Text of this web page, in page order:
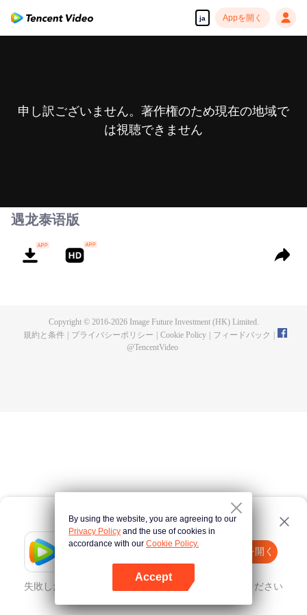
ja Appを開く
Tencent Video
Appを開く
失敗したとき、 こちらをクリック 再度試してみてください
申し訳ございません。著作権のため現在の地域で
は視聴できません
遇龙泰语版
Copyright © 2016-2026Image Future Investment (HK) Limited.
規約と条件
プライバシーポリシー Cookie Policy フィードバック
@TencentVideo
By using the website, you are agreeing to our
Privacy Policy and the use of cookies in
accordance with our Cookie Policy.
Accept